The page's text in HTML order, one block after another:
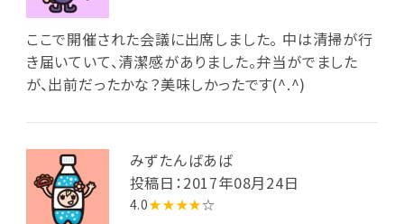
ここで開催された会議に出席しました。 中は清掃が行
き届いていて、清潔感がありました。弁当がでました
が、出前だったかな？美味しかったです(^.^)
みずたんばあば
投稿日：2017年08月24日
4.0★★★★☆